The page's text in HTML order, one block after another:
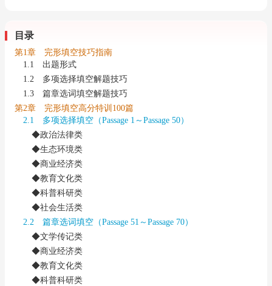
目录
第1章 完形填空技巧指南
1.1 出题形式
1.2 多项选择填空解题技巧
1.3 篇章选词填空解题技巧
第2章 完形填空高分特训100篇
2.1 多项选择填空（Passage 1～Passage 50）
◆政治法律类
◆生态环境类
◆商业经济类
◆教育文化类
◆科普科研类
◆社会生活类
2.2 篇章选词填空（Passage 51～Passage 70）
◆文学传记类
◆商业经济类
◆教育文化类
◆科普科研类